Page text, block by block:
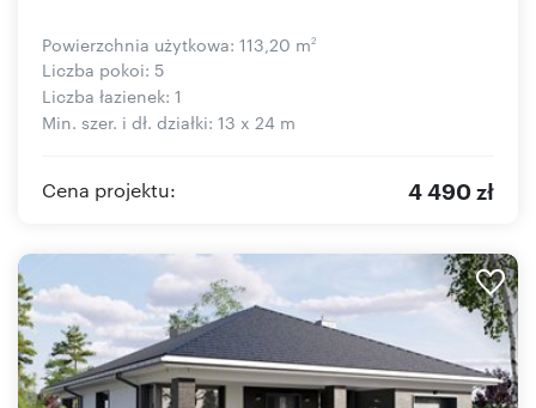
Powierzchnia użytkowa: 113,20 m2
Liczba pokoi: 5
Liczba łazienek: 1
Min. szer. i dł. działki: 13 x 24 m
Cena projektu: 4 490 zł